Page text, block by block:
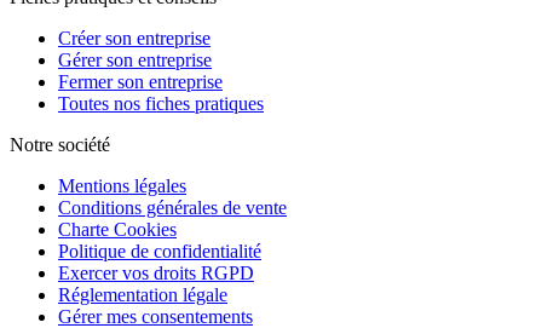
Créer son entreprise
Gérer son entreprise
Fermer son entreprise
Toutes nos fiches pratiques
Notre société
Mentions légales
Conditions générales de vente
Charte Cookies
Politique de confidentialité
Exercer vos droits RGPD
Réglementation légale
Gérer mes consentements